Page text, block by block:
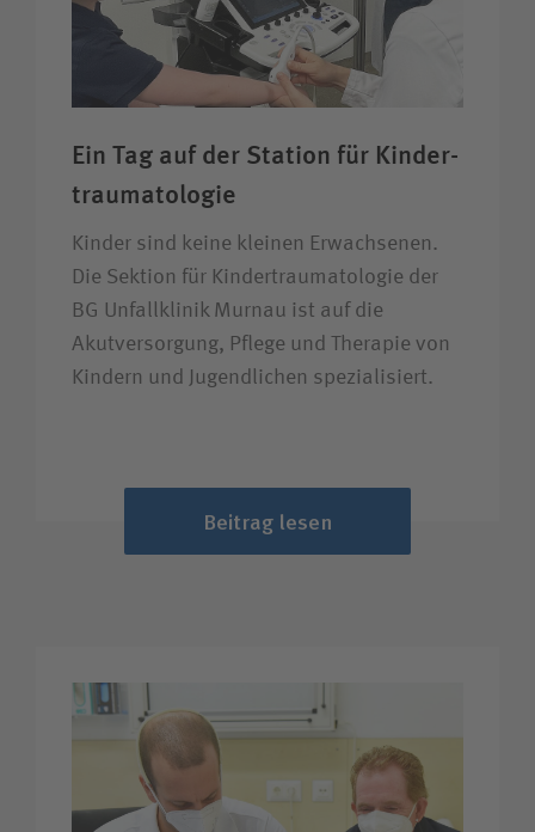
Ein Tag auf der Station für Kinder­
trauma­tologie
Kinder sind keine kleinen Erwachsenen.
Die Sektion für Kindertraumatologie der
BG Unfallklinik Murnau ist auf die
Akutversorgung, Pflege und Therapie von
Kindern und Jugendlichen spezialisiert.
Beitrag lesen